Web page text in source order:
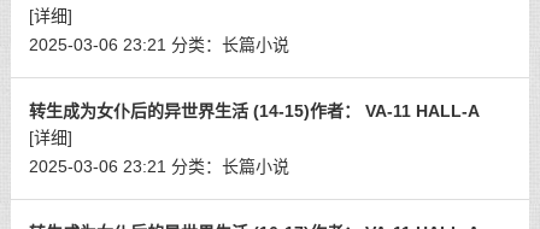
[详细]
2025-03-06 23:21 分类： 长篇小说
转生成为女仆后的异世界生活 (14-15)作者： VA-11 HALL-A
[详细]
2025-03-06 23:21 分类： 长篇小说